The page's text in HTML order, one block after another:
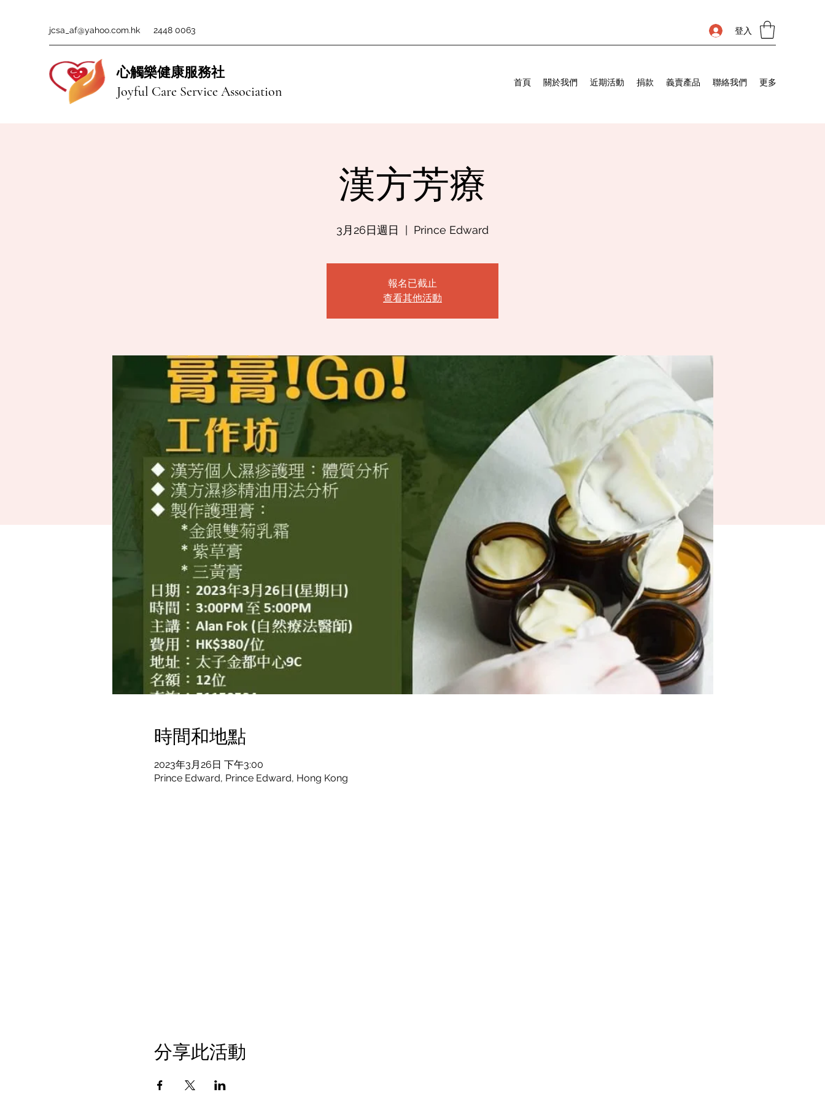
jcsa_af@yahoo.com.hk 2448 0063 登入
心觸樂健康服務社
Joyful Care Service Association
首頁 關於我們 近期活動 捐款 義賣產品 聯絡我們 更多
漢方芳療
3月26日週日
  |
Prince Edward
報名已截止
查看其他活動
時間和地點
2023年3月26日 下午3:00
Prince Edward, Prince Edward, Hong Kong
分享此活動